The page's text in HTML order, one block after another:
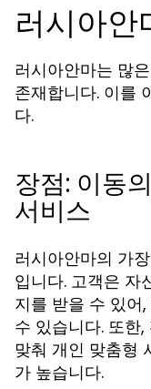
러시아안
러시아안마는 많
존재합니다. 이를
다.
장점: 이동
서비스
러시아안마의 가
입니다. 고객은 자
지를 받을 수 있어
수 있습니다. 또한
맞춰 개인 맞춤형
가 높습니다.